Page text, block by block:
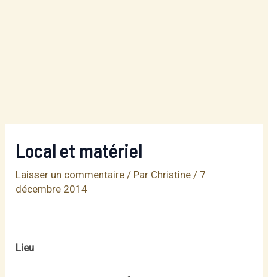
Local et matériel
Laisser un commentaire / Par Christine/ 7
décembre 2014
Lieu